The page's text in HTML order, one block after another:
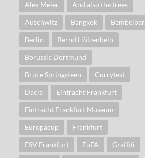
Alex Meier And also the trees
Auschwitz Bangkok Bembelbar
Berlin Bernd Hölzenbein
Borussia Dortmund
Bruce Springsteen Currytest
Dacia Eintracht Frankfurt
Eintracht Frankfurt Museum
Europacup Frankfurt
FSV Frankfurt FuFA Graffiti